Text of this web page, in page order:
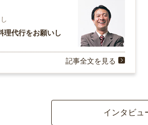
理代行をお願いし
記事全文を見る
インタビュ